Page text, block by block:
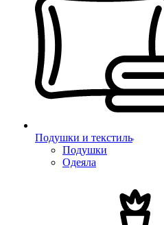
Подушки и текстиль
Подушки
Одеяла